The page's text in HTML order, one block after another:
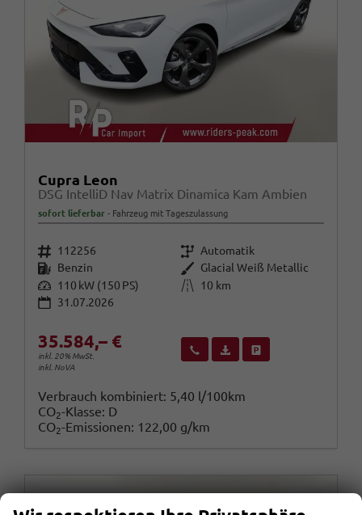
Cupra Leon
DSG IntelliD Nav Matrix Dinamica Kam Ambien
sofort lieferbar Fahrzeug mit Tageszulassung
Fahrzeugnr. 112256 Getriebe Automatik
Kraftstoff Benzin Außenfarbe Glacial Weiß Metallic
Leistung 110 kW (150 PS) Kilometerstand
10 km
31.07.2026
35.584,– €
inkl. 20% MwSt.
inkl. NoVA
Wir rufen Sie anFahrzeugexposé (PDF)
Verbrauch kombiniert: 5,40 l/100km
CO2-Klasse: D
CO2-Emissionen: 122,00 g/km